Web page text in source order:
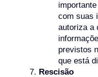
com suas
autoriza a
previstos
que está
Rescisão